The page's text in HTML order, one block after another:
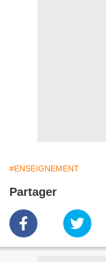
#ENSEIGNEMENT
Partager